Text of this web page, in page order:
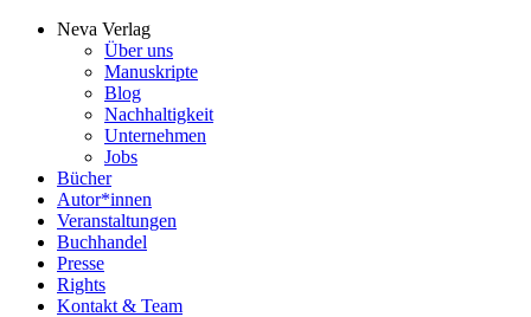
Neva Verlag
Über uns
Manuskripte
Blog
Nachhaltigkeit
Unternehmen
Jobs
Bücher
Autor*innen
Veranstaltungen
Buchhandel
Presse
Rights
Kontakt & Team